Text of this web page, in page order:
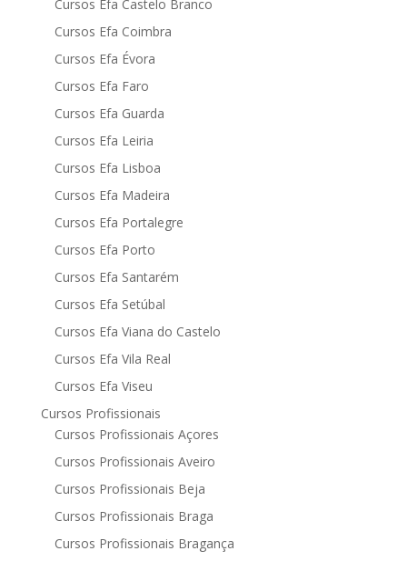
Cursos Efa Castelo Branco
Cursos Efa Coimbra
Cursos Efa Évora
Cursos Efa Faro
Cursos Efa Guarda
Cursos Efa Leiria
Cursos Efa Lisboa
Cursos Efa Madeira
Cursos Efa Portalegre
Cursos Efa Porto
Cursos Efa Santarém
Cursos Efa Setúbal
Cursos Efa Viana do Castelo
Cursos Efa Vila Real
Cursos Efa Viseu
Cursos Profissionais
Cursos Profissionais Açores
Cursos Profissionais Aveiro
Cursos Profissionais Beja
Cursos Profissionais Braga
Cursos Profissionais Bragança